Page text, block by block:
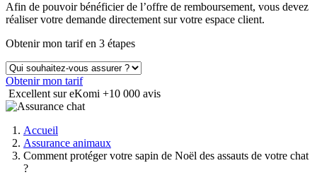
Afin de pouvoir bénéficier de l’offre de remboursement, vous devez
réaliser votre demande directement sur votre espace client.
Obtenir mon tarif en 3 étapes
Obtenir mon tarif
Excellent sur eKomi +10 000 avis
Accueil
Assurance animaux
Comment protéger votre sapin de Noël des assauts de votre chat
?